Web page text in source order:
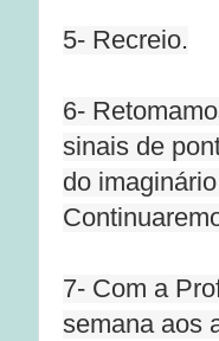
5- Recreio.
6-
sinais de
do
7- Com a
semana aos